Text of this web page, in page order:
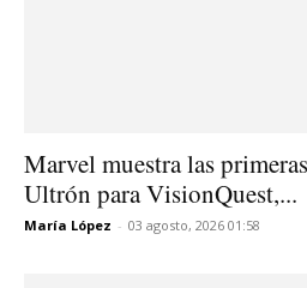
Marvel muestra las
Ultrón para VisionQuest,...
María López - 03 agosto, 2026 01:58